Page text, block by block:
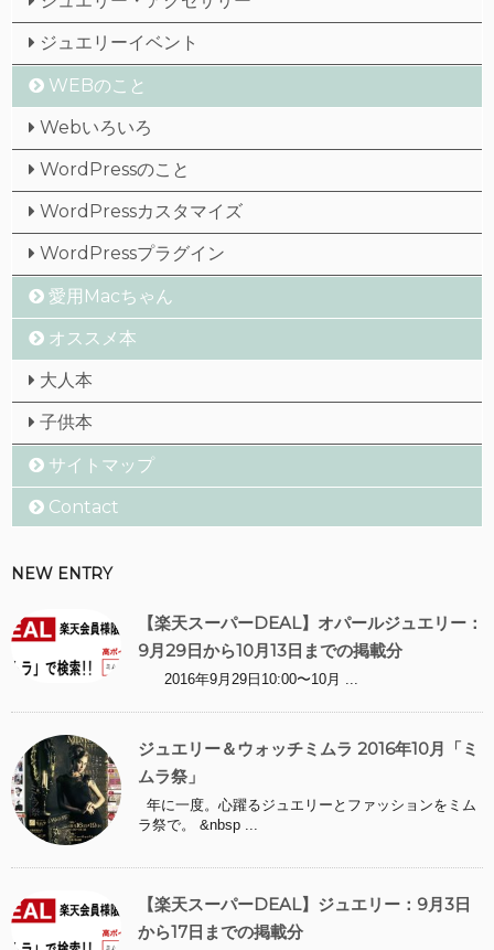
ジュエリーイベント
WEBのこと
Webいろいろ
WordPressのこと
WordPressカスタマイズ
WordPressプラグイン
愛用Macちゃん
オススメ本
大人本
子供本
サイトマップ
Contact
NEW ENTRY
【楽天スーパーDEAL】オパールジュエリー：
9月29日から10月13日までの掲載分
2016年9月29日10:00〜10月 ...
ジュエリー＆ウォッチミムラ 2016年10月「ミ
ムラ祭」
年に一度。心躍るジュエリーとファッションをミム
ラ祭で。 &nbsp ...
【楽天スーパーDEAL】ジュエリー：9月3日
から17日までの掲載分